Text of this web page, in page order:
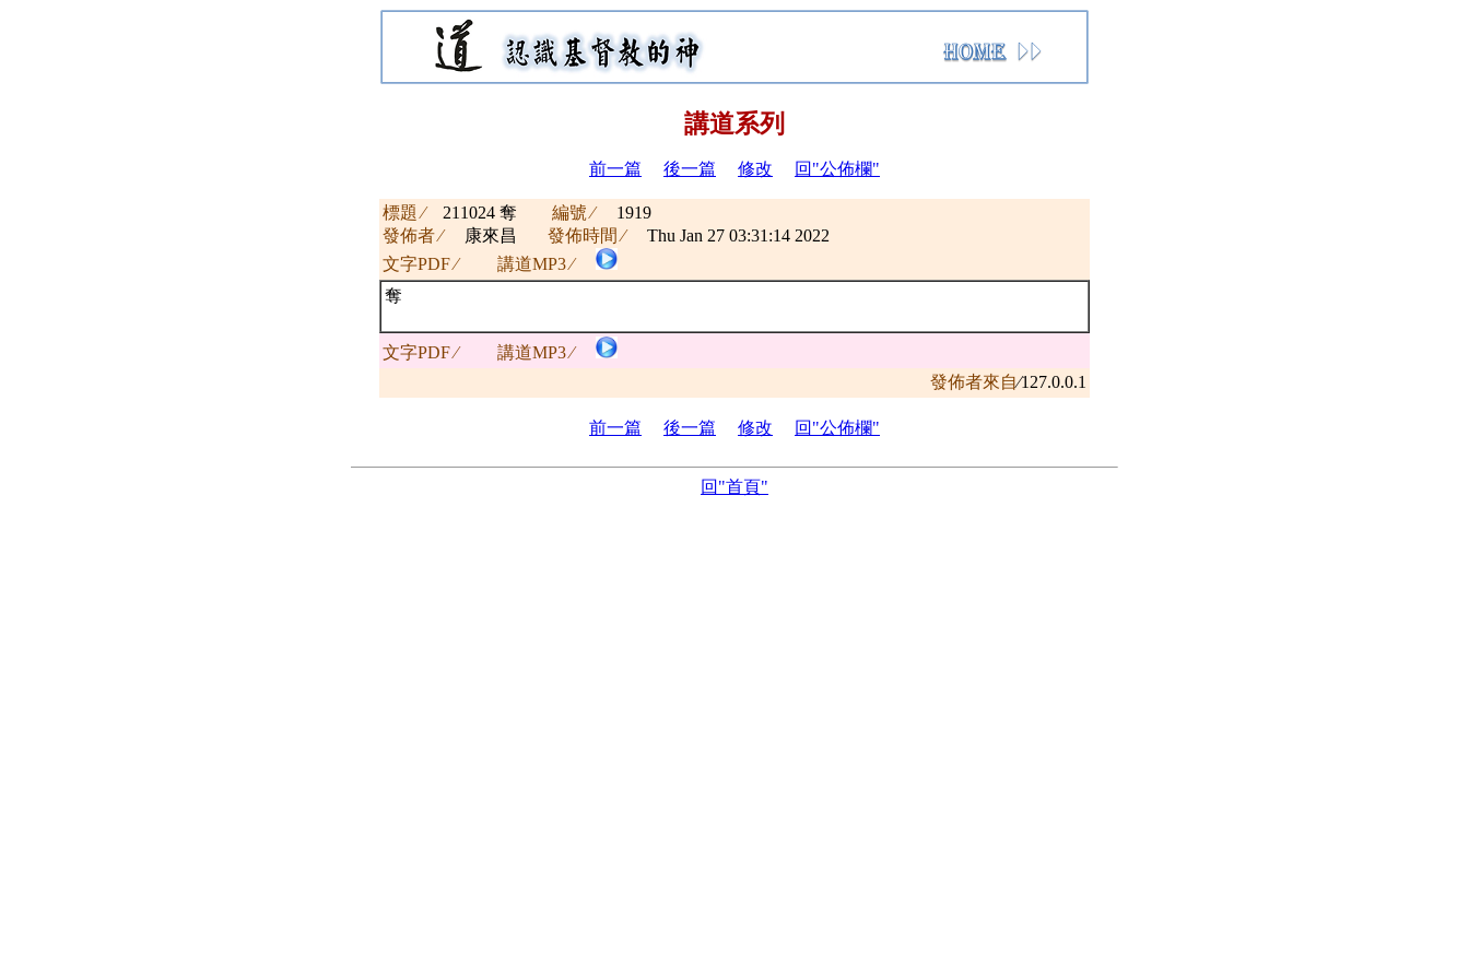
講道系列
前一篇 後一篇 修改 回"公佈欄"
標題 ∕211024 奪 編號 ∕
1919
發佈者 ∕
康來昌 發佈時間 ∕
Thu Jan 27 03:31:14 2022
文字PDF ∕
講道MP3 ∕
奪
文字PDF ∕
講道MP3 ∕
發佈者來自∕127.0.0.1
前一篇 後一篇 修改 回"公佈欄"
回"首頁"